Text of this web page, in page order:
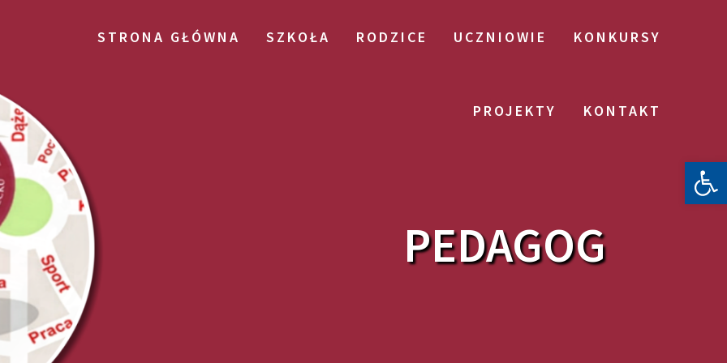
STRONA GŁÓWNA SZKOŁA RODZICE UCZNIOWIE KONKURSY
PROJEKTY KONTAKT
PEDAGOG